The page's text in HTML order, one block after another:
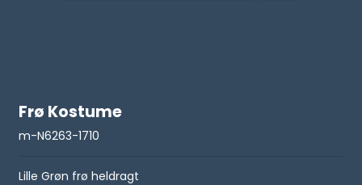
Frø Kostume
m-N6263-1710
Lille Grøn frø heldragt